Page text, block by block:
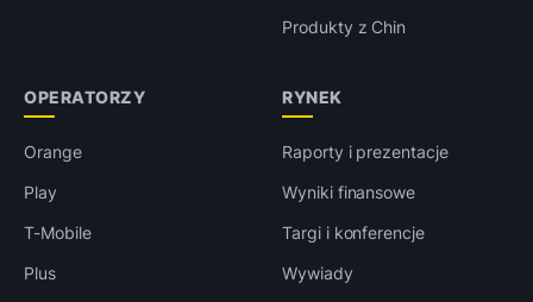
Produkty z Chin
OPERATORZY
Orange
Play
T-Mobile
Plus
RYNEK
Raporty i prezentacje
Wyniki finansowe
Targi i konferencje
Wywiady